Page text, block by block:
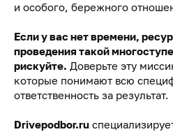
и особого, бережного
Если у вас нет времени,
проведения такой
рискуйте. Доверьте эту
которые понимают всю
ответственность за результат.
Drivepodbor.ru